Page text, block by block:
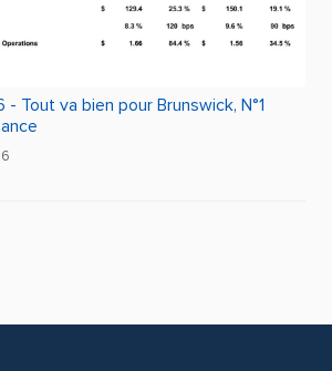
Tout va bien pour Brunswick, N°1